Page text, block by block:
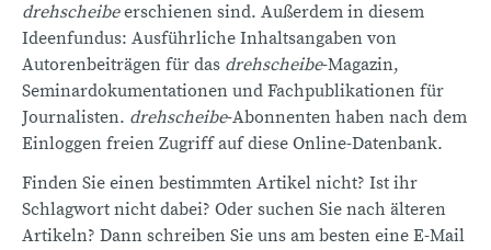
drehscheibeerschienen sind. Außerdem in diesem
Ideenfundus: Ausführliche Inhaltsangaben von
Autorenbeiträgen für das drehscheibe-Magazin,
Seminardokumentationen und Fachpublikationen für
Journalisten. drehscheibe-Abonnenten haben nach dem
Einloggen freien Zugriff auf diese Online-Datenbank.
Finden Sie einen bestimmten Artikel nicht? Ist ihr
Schlagwort nicht dabei? Oder suchen Sie nach älteren
Artikeln? Dann schreiben Sie uns am besten eine E-Mail